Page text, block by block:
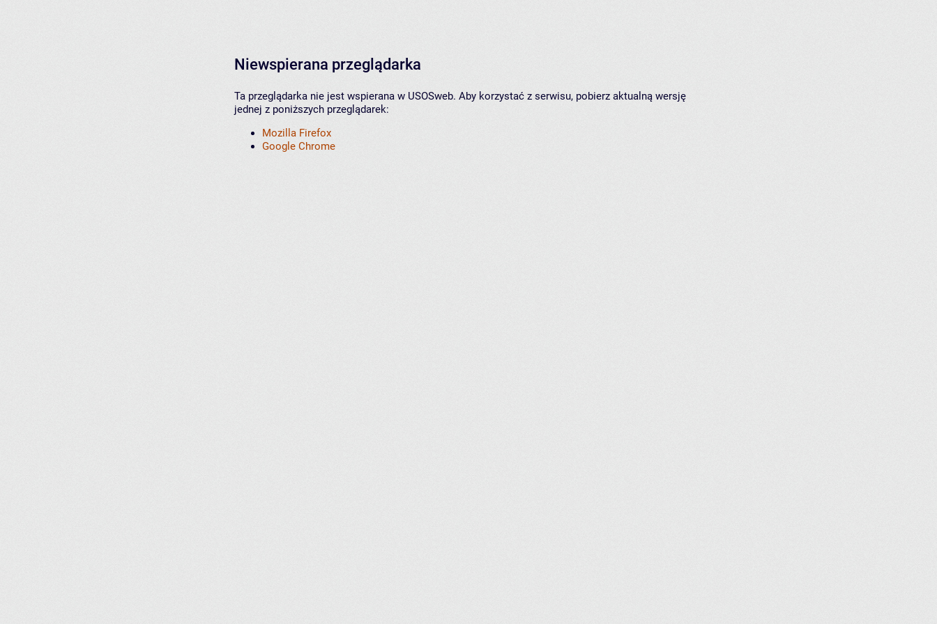
Niewspierana przeglądarka
Ta przeglądarka nie jest wspierana w USOSweb. Aby korzystać z serwisu, pobierz aktualną wersję
jednej z poniższych przeglądarek:
Mozilla Firefox
Google Chrome